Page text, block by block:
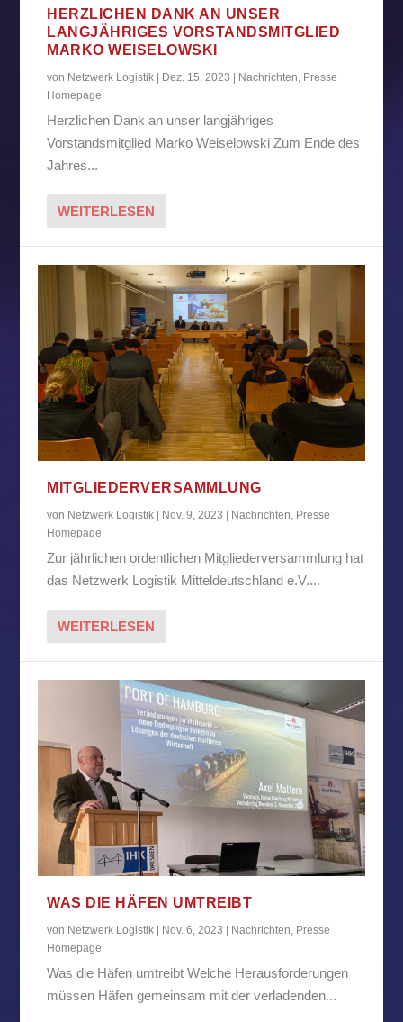
HERZLICHEN DANK AN UNSER
LANGJÄHRIGES VORSTANDSMITGLIED
MARKO WEISELOWSKI
von Netzwerk Logistik Dez. 15, 2023 Nachrichten, Presse
Homepage
Herzlichen Dank an unser langjähriges
Vorstandsmitglied Marko Weiselowski Zum Ende des
Jahres...
WEITERLESEN
MITGLIEDERVERSAMMLUNG
von Netzwerk Logistik | Nov. 9, 2023 | Nachrichten Presse
Homepage
Zur jährlichen ordentlichen Mitgliederversammlung hat
das Netzwerk Logistik Mitteldeutschland e.V....
WEITERLESEN
WAS DIE HÄFEN UMTREIBT
von Netzwerk Logistik | Nov. 6, 2023 | Nachrichten Presse
Homepage
Was die Häfen umtreibt Welche Herausforderungen
müssen Häfen gemeinsam mit der verladenden...